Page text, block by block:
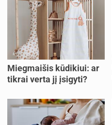
Miegmaišis kūdikiui: ar
tikrai verta jį įsigyti?